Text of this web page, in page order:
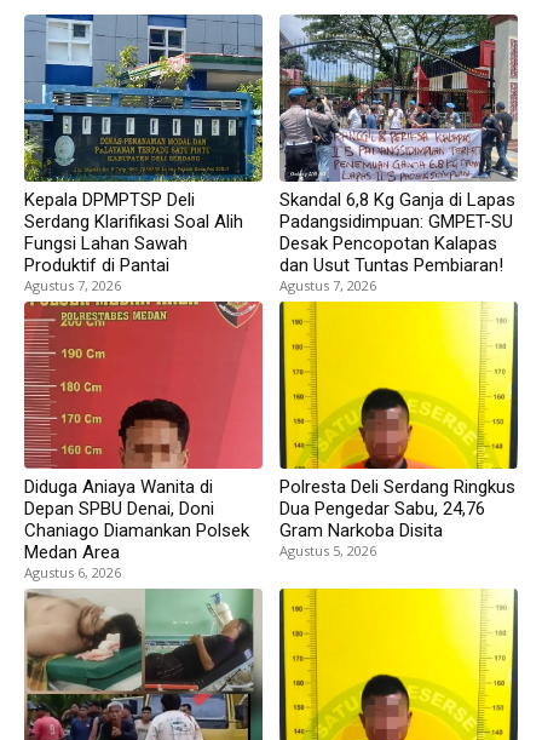
Kepala DPMPTSP Deli
Serdang Klarifikasi Soal Alih
Fungsi Lahan Sawah
Produktif di Pantai
Agustus 7, 2026
Skandal 6,8 Kg Ganja di Lapas
Padangsidimpuan: GMPET-SU
Desak Pencopotan Kalapas
dan Usut Tuntas Pembiaran!
Agustus 7, 2026
Diduga Aniaya Wanita di
Depan SPBU Denai, Doni
Chaniago Diamankan Polsek
Medan Area
Agustus 6, 2026
Polresta Deli Serdang Ringkus
Dua Pengedar Sabu, 24,76
Gram Narkoba Disita
Agustus 5, 2026